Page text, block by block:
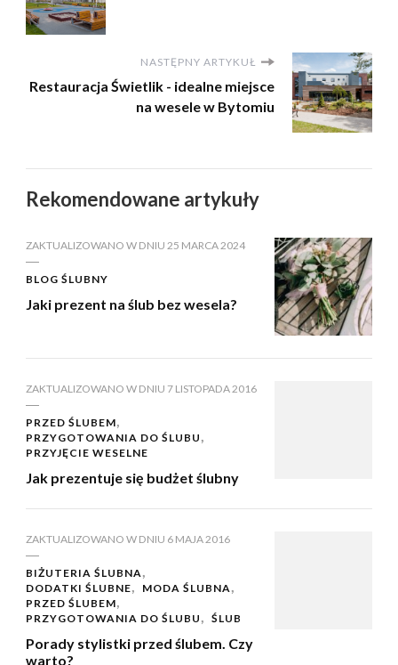
NASTĘPNY ARTYKUŁ
Restauracja Świetlik - idealne miejsce
na wesele w Bytomiu
Rekomendowane artykuły
ZAKTUALIZOWANO W DNIU 25 MARCA 2024
BLOG ŚLUBNY
Jaki prezent na ślub bez wesela?
ZAKTUALIZOWANO W DNIU 7 LISTOPADA 2016
PRZED ŚLUBEM
PRZYGOTOWANIA DO ŚLUBU
PRZYJĘCIE WESELNE
Jak prezentuje się budżet ślubny
ZAKTUALIZOWANO W DNIU 6 MAJA 2016
BIŻUTERIA ŚLUBNA
DODATKI ŚLUBNE
MODA ŚLUBNA
PRZED ŚLUBEM
PRZYGOTOWANIA DO ŚLUBU
ŚLUB
Porady stylistki przed ślubem. Czy
warto?